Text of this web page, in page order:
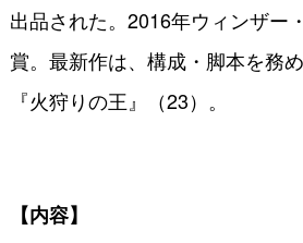
出品された。2016年ウィンザー
賞。最新作は、構成・脚本を務
『火狩りの王』（23）。
【内容】